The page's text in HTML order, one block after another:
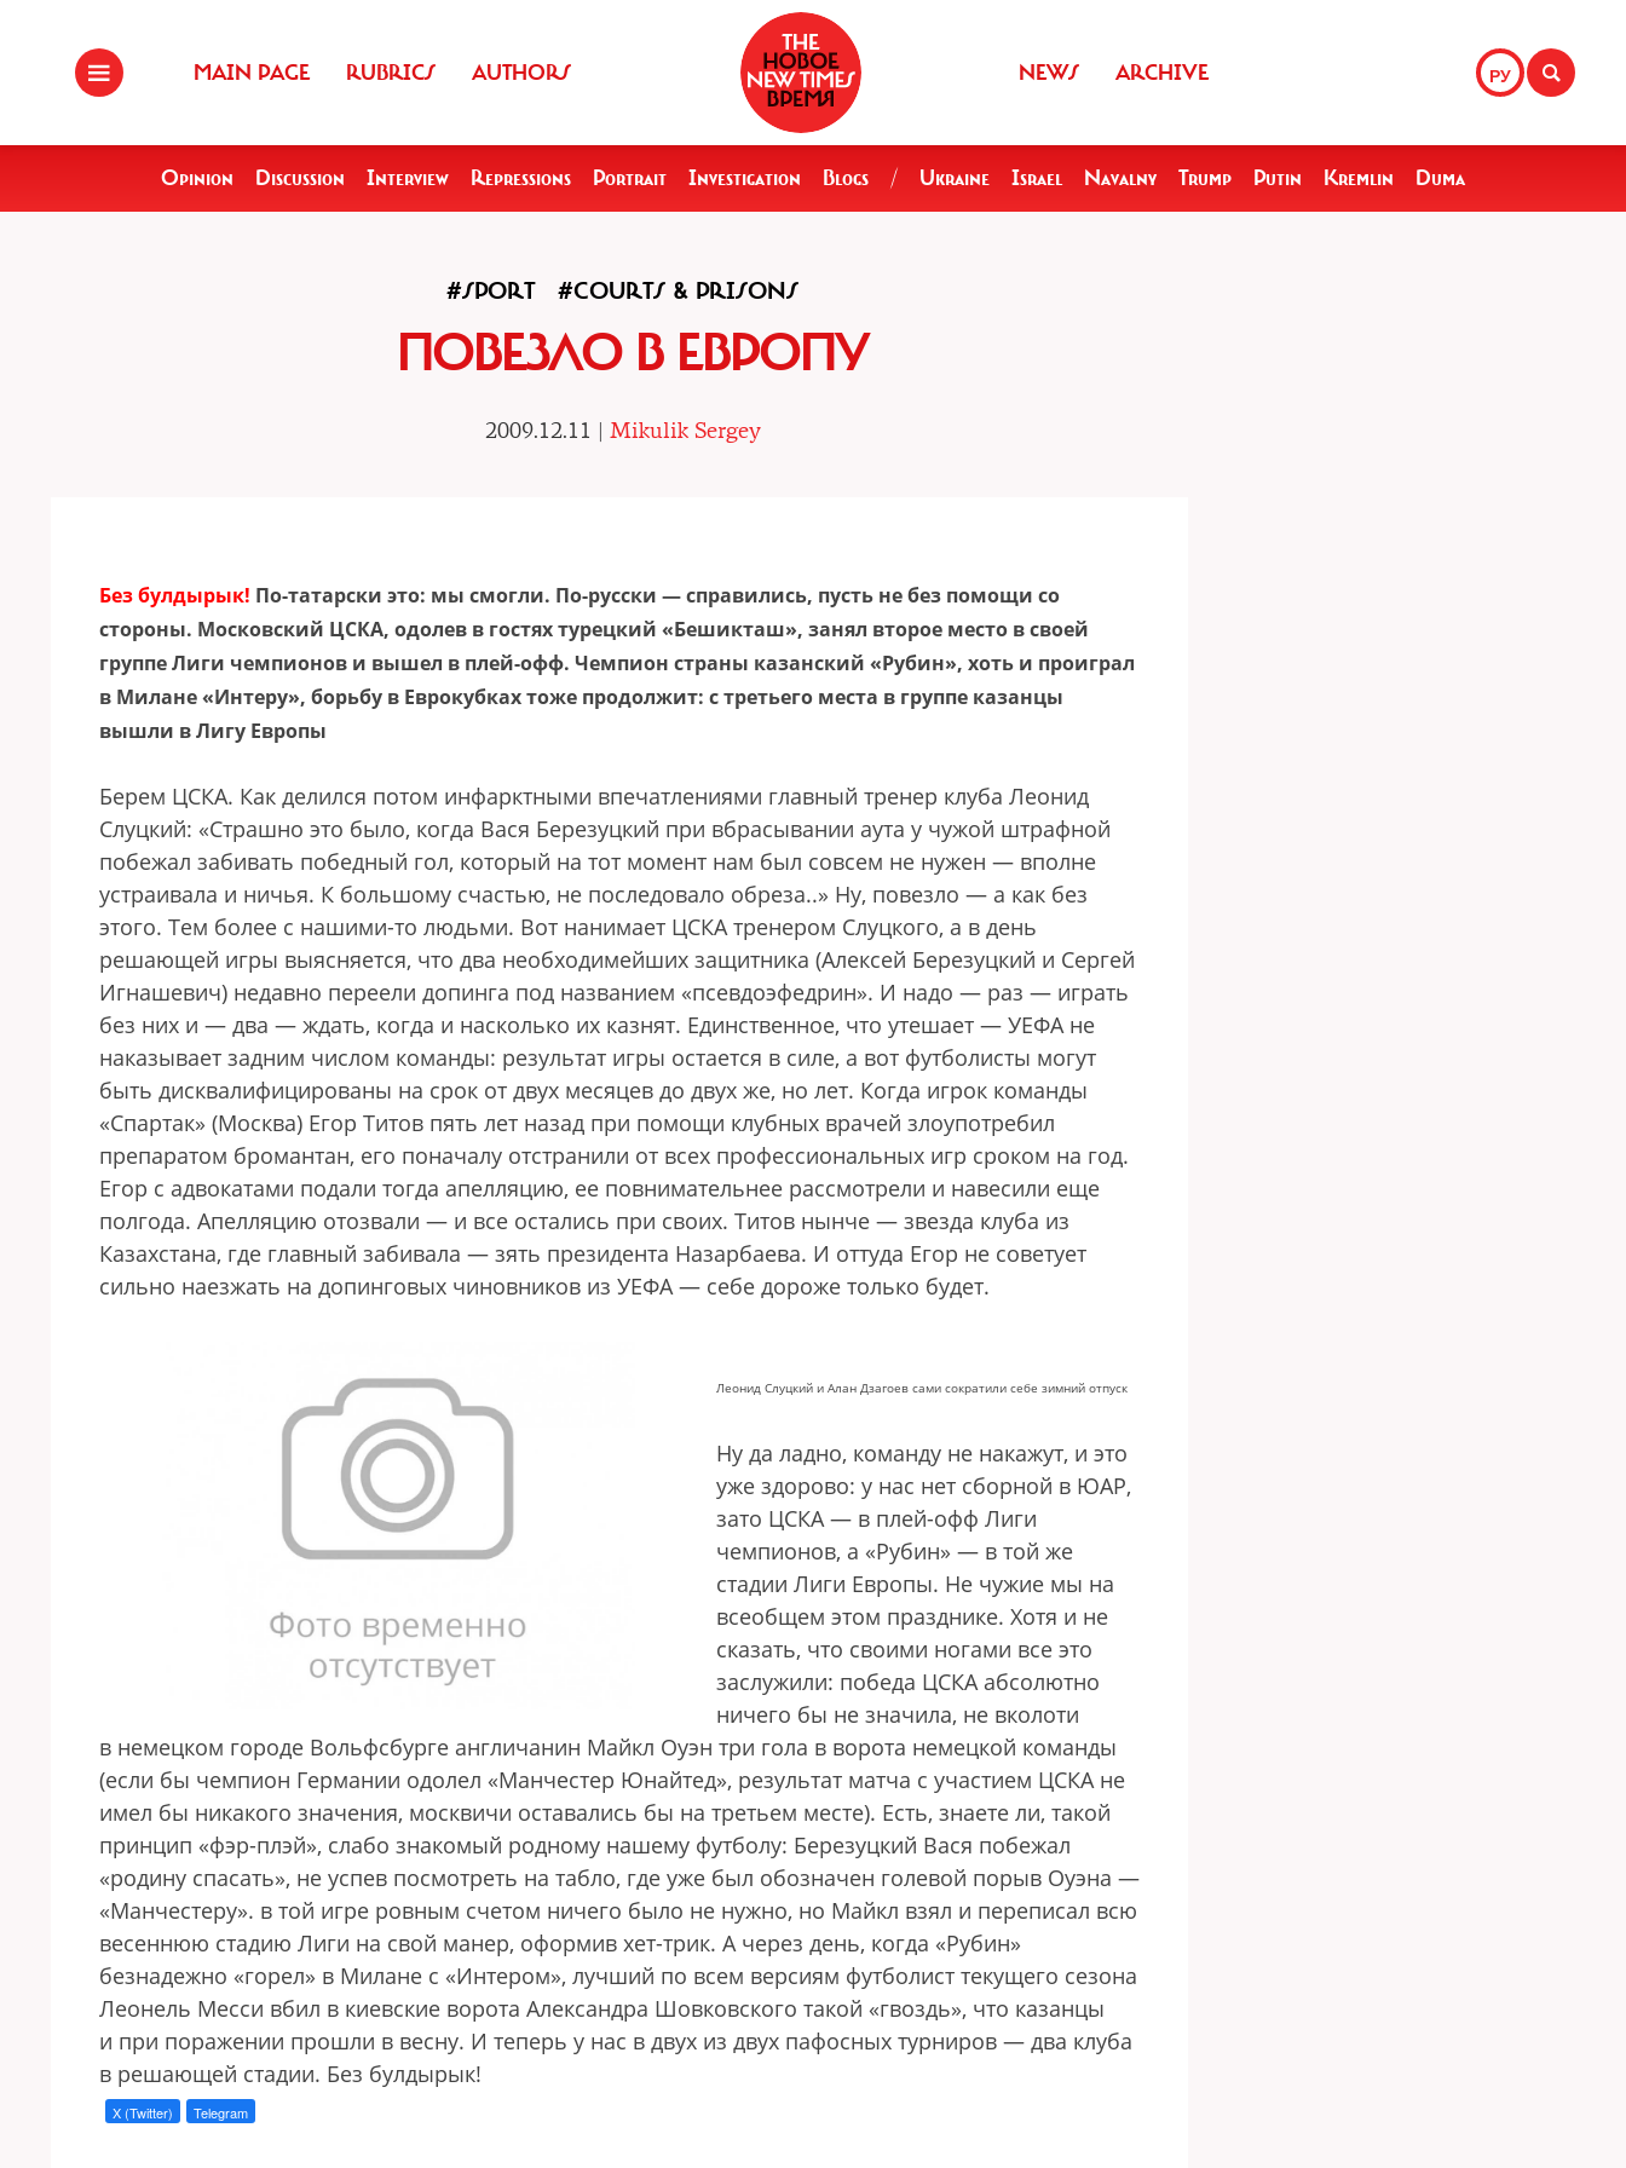
MAIN PAGE RUBRICS AUTHORS РУ
NEWS ARCHIVE
Opinion Discussion Interview Repressions Portrait Investigation Blogs / Ukraine Israel Navalny Trump Putin Kremlin Duma
#SPORT #COURTS & PRISONS
ПОВЕЗЛО В ЕВРОПУ
2009.12.11 | Mikulik Sergey
Без булдырык! По-татарски это: мы смогли. По-русски — справились, пусть не без помощи со
стороны. Московский ЦСКА, одолев в гостях турецкий «Бешикташ», занял второе место в своей
группе Лиги чемпионов и вышел в плей-офф. Чемпион страны казанский «Рубин», хоть и проиграл
в Милане «Интеру», борьбу в Еврокубках тоже продолжит: с третьего места в группе казанцы
вышли в Лигу Европы
Берем ЦСКА. Как делился потом инфарктными впечатлениями главный тренер клуба Леонид
Слуцкий: «Страшно это было, когда Вася Березуцкий при вбрасывании аута у чужой штрафной
побежал забивать победный гол, который на тот момент нам был совсем не нужен — вполне
устраивала и ничья. К большому счастью, не последовало обреза..» Ну, повезло — а как без
этого. Тем более с нашими-то людьми. Вот нанимает ЦСКА тренером Слуцкого, а в день
решающей игры выясняется, что два необходимейших защитника (Алексей Березуцкий и Сергей
Игнашевич) недавно переели допинга под названием «псевдоэфедрин». И надо — раз — играть
без них и — два — ждать, когда и насколько их казнят. Единственное, что утешает — УЕФА не
наказывает задним числом команды: результат игры остается в силе, а вот футболисты могут
быть дисквалифицированы на срок от двух месяцев до двух же, но лет. Когда игрок команды
«Спартак» (Москва) Егор Титов пять лет назад при помощи клубных врачей злоупотребил
препаратом бромантан, его поначалу отстранили от всех профессиональных игр сроком на год.
Егор с адвокатами подали тогда апелляцию, ее повнимательнее рассмотрели и навесили еще
полгода. Апелляцию отозвали — и все остались при своих. Титов нынче — звезда клуба из
Казахстана, где главный забивала — зять президента Назарбаева. И оттуда Егор не советует
сильно наезжать на допинговых чиновников из УЕФА — себе дороже только будет.
Леонид Слуцкий и Алан Дзагоев сами сократили себе зимний отпуск
Ну да ладно, команду не накажут, и это
уже здорово: у нас нет сборной в ЮАР,
зато ЦСКА — в плей-офф Лиги
чемпионов, а «Рубин» — в той же
стадии Лиги Европы. Не чужие мы на
всеобщем этом празднике. Хотя и не
сказать, что своими ногами все это
заслужили: победа ЦСКА абсолютно
ничего бы не значила, не вколоти
в немецком городе Вольфсбурге англичанин Майкл Оуэн три гола в ворота немецкой команды
(если бы чемпион Германии одолел «Манчестер Юнайтед», результат матча с участием ЦСКА не
имел бы никакого значения, москвичи оставались бы на третьем месте). Есть, знаете ли, такой
принцип «фэр-плэй», слабо знакомый родному нашему футболу: Березуцкий Вася побежал
«родину спасать», не успев посмотреть на табло, где уже был обозначен голевой порыв Оуэна —
«Манчестеру». в той игре ровным счетом ничего было не нужно, но Майкл взял и переписал всю
весеннюю стадию Лиги на свой манер, оформив хет-трик. А через день, когда «Рубин»
безнадежно «горел» в Милане с «Интером», лучший по всем версиям футболист текущего сезона
Леонель Месси вбил в киевские ворота Александра Шовковского такой «гвоздь», что казанцы
и при поражении прошли в весну. И теперь у нас в двух из двух пафосных турниров — два клуба
в решающей стадии. Без булдырык!
X (Twitter) Telegram